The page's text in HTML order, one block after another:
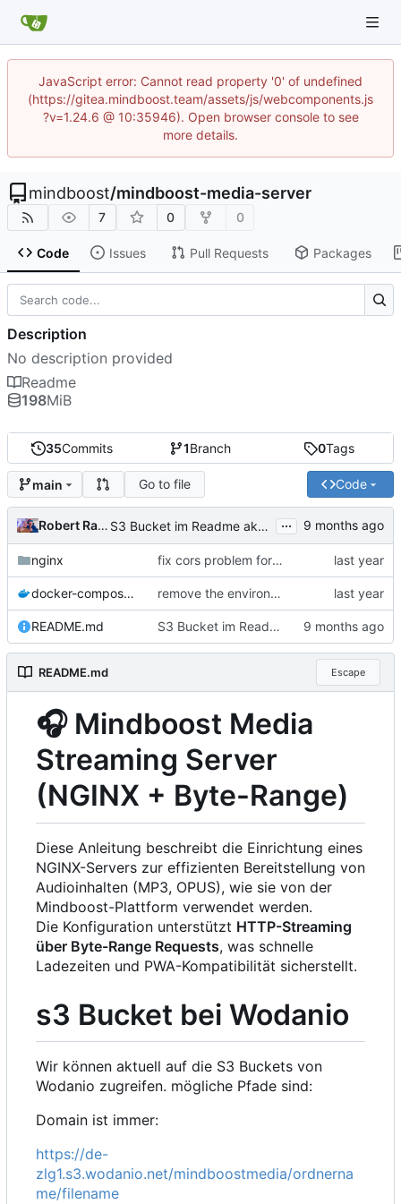
JavaScript error: Cannot read property '0' of undefined
(https://gitea.mindboost.team/assets/js/webcomponents.js
?v=1.24.6 @ 10:35946). Open browser console to see
more details.
mindboost/mindboost-media-server
7 0 0
Code Issues Pull Requests Packages
35Commits 1Branch 0Tags
main Go to file Code
Robert Rapp S3 Bucket im Readme aktualisiert. ...
nginx fix cors problem for fart
docker-compose.yml remove the environment configs as they never work
README.md S3 Bucket im Readme aktualisiert.
README.md Escape
🎧Mindboost Media
Streaming Server
(NGINX + Byte-Range)
Diese Anleitung beschreibt die Einrichtung eines
NGINX-Servers zur effizienten Bereitstellung von
Audioinhalten (MP3, OPUS), wie sie von der
Mindboost-Plattform verwendet werden.
Die Konfiguration unterstützt HTTP-Streaming
über Byte-Range Requests, was schnelle
Ladezeiten und PWA-Kompatibilität sicherstellt.
s3 Bucket bei Wodanio
Wir können aktuell auf die S3 Buckets von
Wodanio zugreifen. mögliche Pfade sind:
Domain ist immer:
https://de-
zlg1.s3.wodanio.net/mindboostmedia/ordnerna
me/filename
Description
No description provided
Readme
198MiB